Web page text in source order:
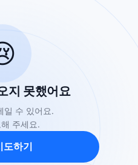
지 못했어요
일 수 있어요.
주세요.
도하기